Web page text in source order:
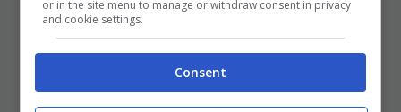
Come mettere in sicurezza il
proprio sito web
or in the site menu to manage or withdraw consent in privacy
and cookie settings.
Consent